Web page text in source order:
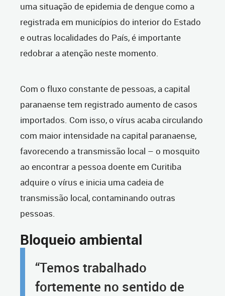
uma situação de epidemia de dengue como a
registrada em municípios do interior do Estado
e outras localidades do País, é importante
redobrar a atenção neste momento.
Com o fluxo constante de pessoas, a capital
paranaense tem registrado aumento de casos
importados. Com isso, o vírus acaba circulando
com maior intensidade na capital paranaense,
favorecendo a transmissão local – o mosquito
ao encontrar a pessoa doente em Curitiba
adquire o vírus e inicia uma cadeia de
transmissão local, contaminando outras
pessoas.
Bloqueio ambiental
“Temos trabalhado
fortemente no sentido de